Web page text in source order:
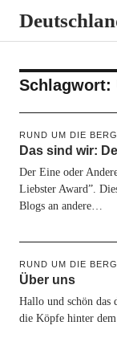
Schlagwort:
RUND UM DIE
Das sind wir:
Der Eine oder
Liebster Award”.
Blogs an andere…
RUND UM DIE
Über uns
Hallo und schön das
die Köpfe hinter